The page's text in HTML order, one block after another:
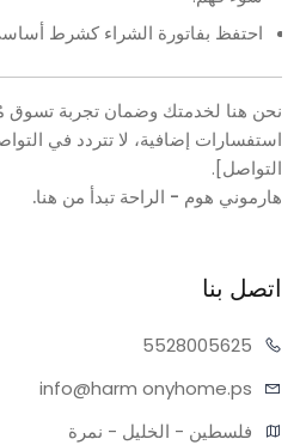
احتفظ بفاتورة الشراء كشرط
نحن هنا لخدمتك وضمان تجربة تسوق
استفسارات إضافية، لا تتردد في
التواصل].
هارموني هوم - الراحة تبدأ من هنا.
اتصل بنا
05625
55280
info@harm onyhome.ps
فلسطين - الخليل - نمرة